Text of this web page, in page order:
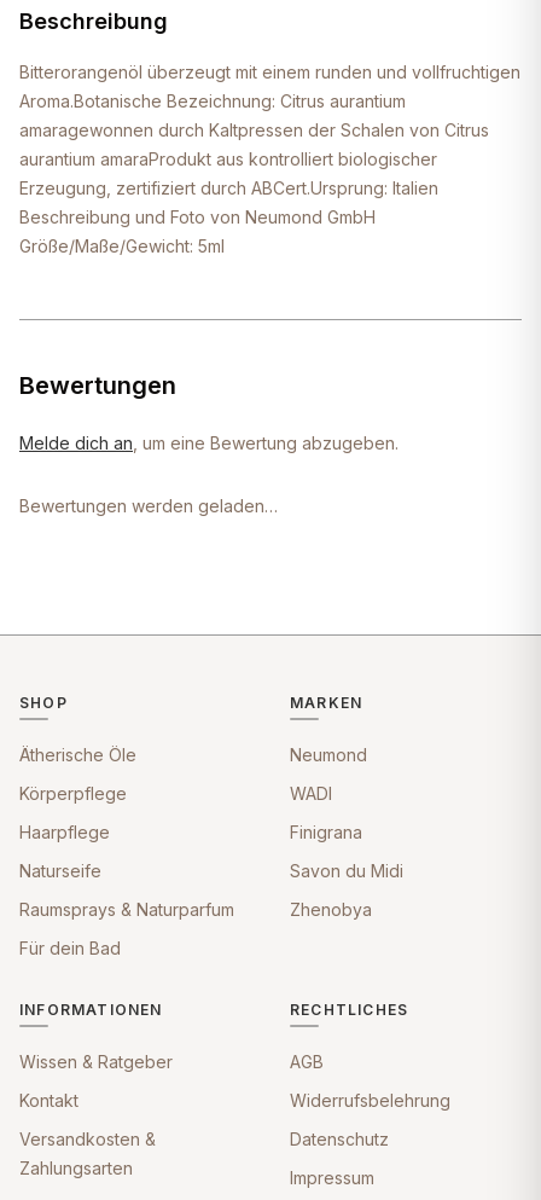
Beschreibung
Bitterorangenöl überzeugt mit einem runden und vollfruchtigen
Aroma.Botanische Bezeichnung: Citrus aurantium
amaragewonnen durch Kaltpressen der Schalen von Citrus
aurantium amaraProdukt aus kontrolliert biologischer
Erzeugung, zertifiziert durch ABCert.Ursprung: Italien
Beschreibung und Foto von Neumond GmbH
Größe/Maße/Gewicht: 5ml
Bewertungen
Melde dich an , um eine Bewertung abzugeben.
Bewertungen werden geladen…
SHOP
Ätherische Öle
Körperpflege
Haarpflege
Naturseife
Raumsprays & Naturparfum
Für dein Bad
MARKEN
Neumond
WADI
Finigrana
Savon du Midi
Zhenobya
INFORMATIONEN
Wissen & Ratgeber
Kontakt
Versandkosten &
Zahlungsarten
RECHTLICHES
AGB
Widerrufsbelehrung
Datenschutz
Impressum